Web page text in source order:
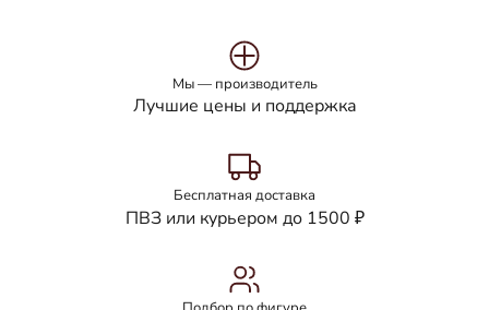
Мы — производитель
Лучшие цены и поддержка
Бесплатная доставка
ПВЗ или курьером до 1500 ₽